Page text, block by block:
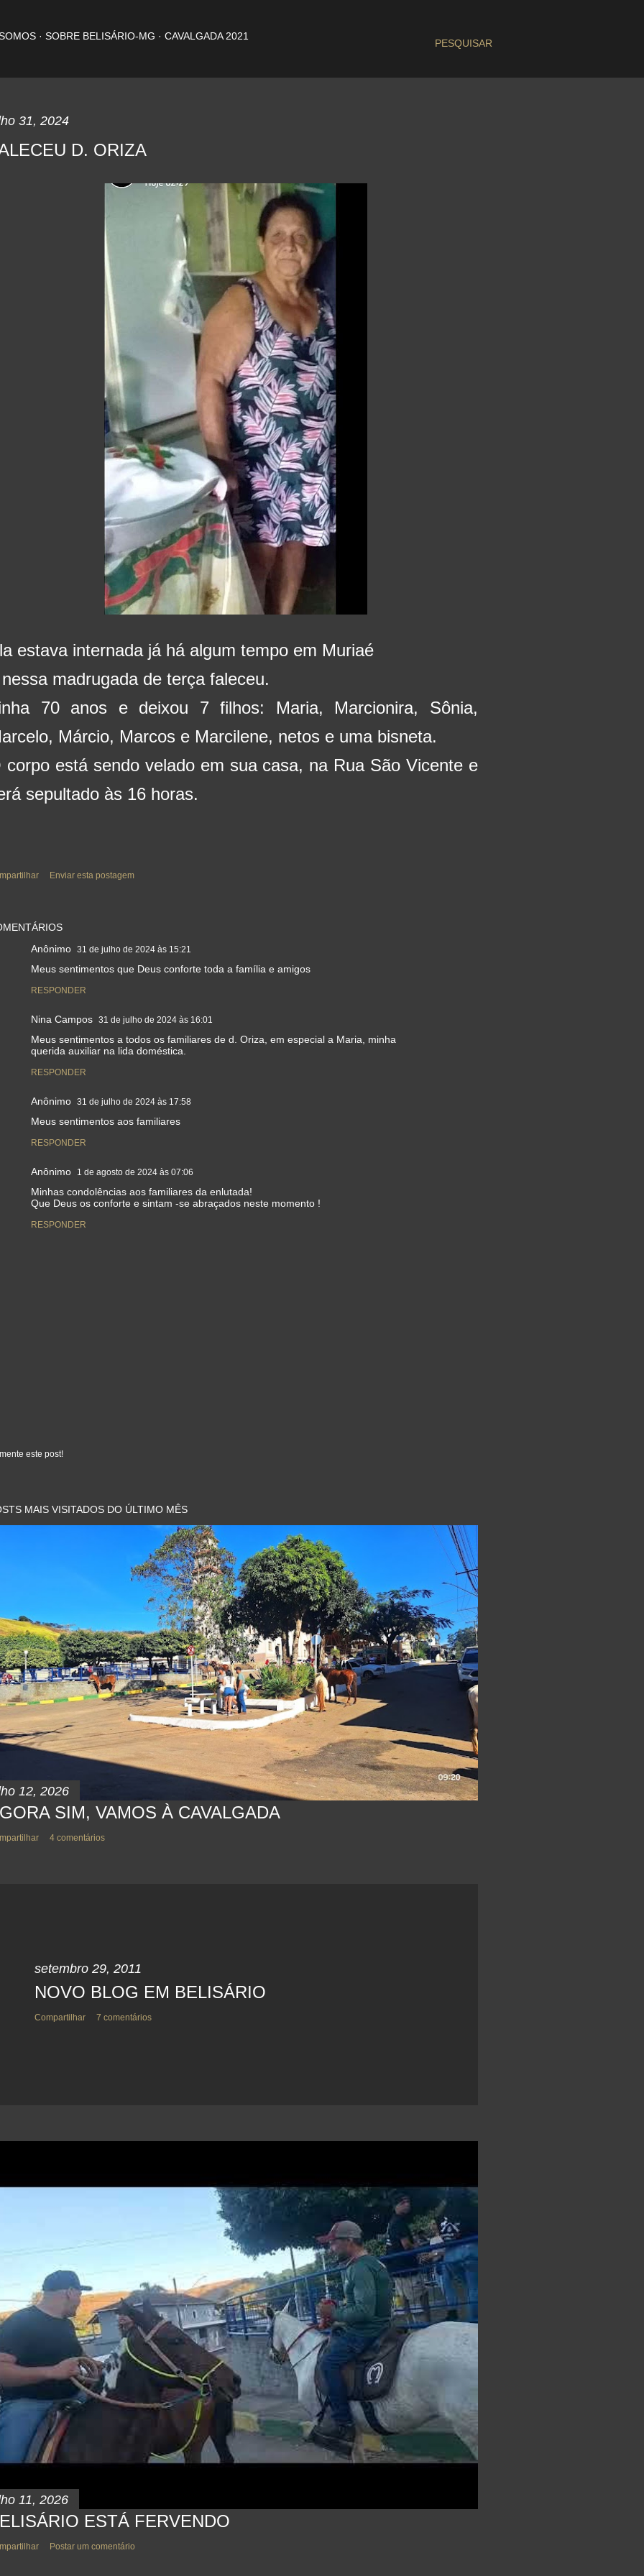
PESQUISAR
SOBRE BELISÁRIO-MG CAVALGADA 2021
31, 2024
D. ORIZA
estava internada já há algum tempo em Muriaé
madrugada de terça faleceu.
70 anos e deixou 7 filhos: Maria, Marcionira, Sônia,
Márcio, Marcos e Marcilene, netos e uma bisneta.
corpo está sendo velado em sua casa, na Rua São Vicente e
sepultado às 16 horas.
Enviar esta postagem
Anônimo 31 de julho de 2024 às 15:21
Meus sentimentos que Deus conforte toda a família e amigos
RESPONDER
Nina Campos 31 de julho de 2024 às 16:01
Meus sentimentos a todos os familiares de d. Oriza, em especial a Maria, minha
querida auxiliar na lida doméstica.
RESPONDER
Anônimo 31 de julho de 2024 às 17:58
Meus sentimentos aos familiares
RESPONDER
Anônimo 1 de agosto de 2024 às 07:06
Minhas condolências aos familiares da enlutada!
Que Deus os conforte e sintam -se abraçados neste momento !
RESPONDER
este post!
MAIS VISITADOS DO ÚLTIMO MÊS
12, 2026
SIM, VAMOS À CAVALGADA
4 comentários
setembro 29, 2011
NOVO BLOG EM BELISÁRIO
Compartilhar 7 comentários
11, 2026
ESTÁ FERVENDO
Postar um comentário